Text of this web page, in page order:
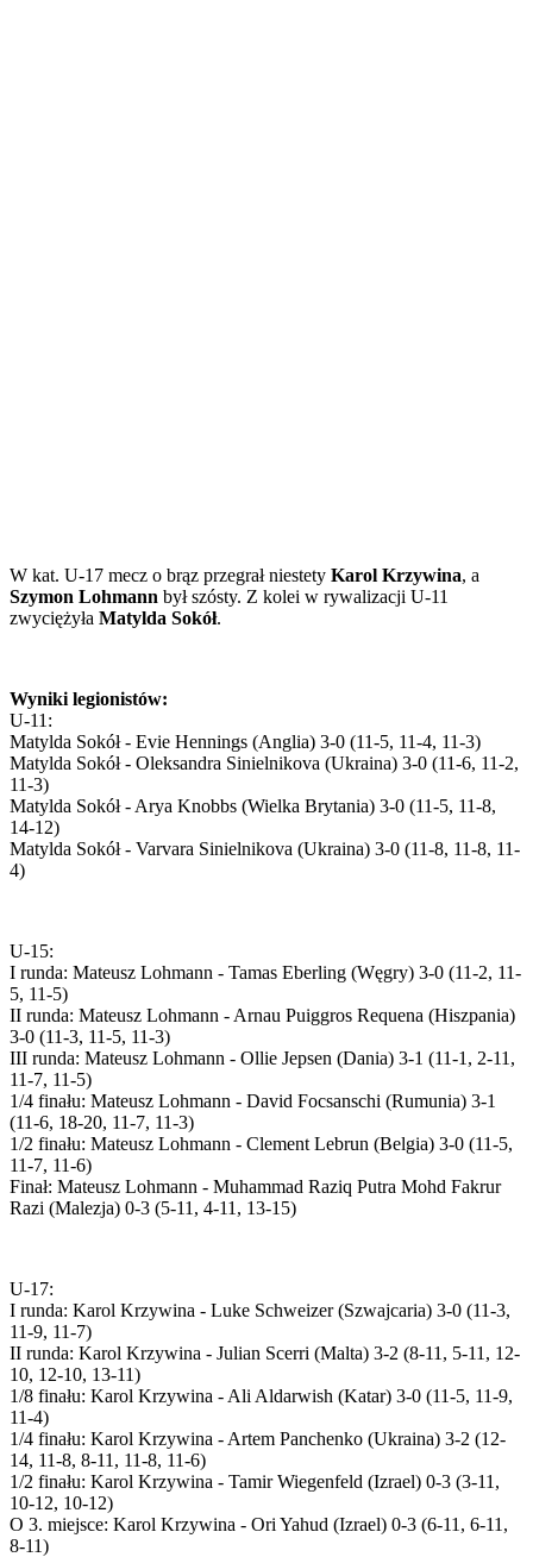
W kat. U-17 mecz o brąz przegrał niestety Karol Krzywina, a
Szymon Lohmann był szósty. Z kolei w rywalizacji U-11
zwyciężyła Matylda Sokół.
Wyniki legionistów:
U-11:
Matylda Sokół - Evie Hennings (Anglia) 3-0 (11-5, 11-4, 11-3)
Matylda Sokół - Oleksandra Sinielnikova (Ukraina) 3-0 (11-6, 11-2,
11-3)
Matylda Sokół - Arya Knobbs (Wielka Brytania) 3-0 (11-5, 11-8,
14-12)
Matylda Sokół - Varvara Sinielnikova (Ukraina) 3-0 (11-8, 11-8, 11-
4)
U-15:
I runda: Mateusz Lohmann - Tamas Eberling (Węgry) 3-0 (11-2, 11-
5, 11-5)
II runda: Mateusz Lohmann - Arnau Puiggros Requena (Hiszpania)
3-0 (11-3, 11-5, 11-3)
III runda: Mateusz Lohmann - Ollie Jepsen (Dania) 3-1 (11-1, 2-11,
11-7, 11-5)
1/4 finału: Mateusz Lohmann - David Focsanschi (Rumunia) 3-1
(11-6, 18-20, 11-7, 11-3)
1/2 finału: Mateusz Lohmann - Clement Lebrun (Belgia) 3-0 (11-5,
11-7, 11-6)
Finał: Mateusz Lohmann - Muhammad Raziq Putra Mohd Fakrur
Razi (Malezja) 0-3 (5-11, 4-11, 13-15)
U-17:
I runda: Karol Krzywina - Luke Schweizer (Szwajcaria) 3-0 (11-3,
11-9, 11-7)
II runda: Karol Krzywina - Julian Scerri (Malta) 3-2 (8-11, 5-11, 12-
10, 12-10, 13-11)
1/8 finału: Karol Krzywina - Ali Aldarwish (Katar) 3-0 (11-5, 11-9,
11-4)
1/4 finału: Karol Krzywina - Artem Panchenko (Ukraina) 3-2 (12-
14, 11-8, 8-11, 11-8, 11-6)
1/2 finału: Karol Krzywina - Tamir Wiegenfeld (Izrael) 0-3 (3-11,
10-12, 10-12)
O 3. miejsce: Karol Krzywina - Ori Yahud (Izrael) 0-3 (6-11, 6-11,
8-11)